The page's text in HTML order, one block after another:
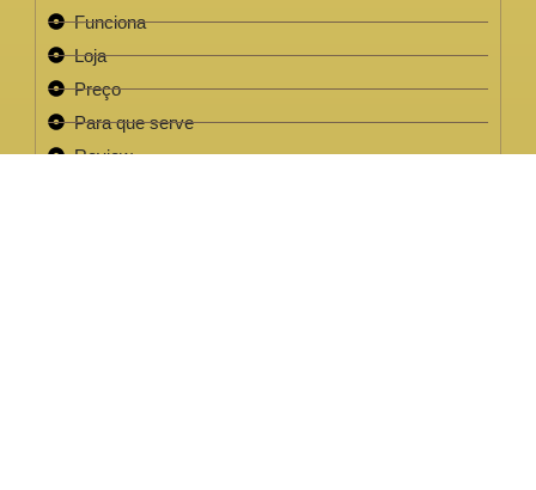
Funciona
Loja
Preço
Para que serve
Review